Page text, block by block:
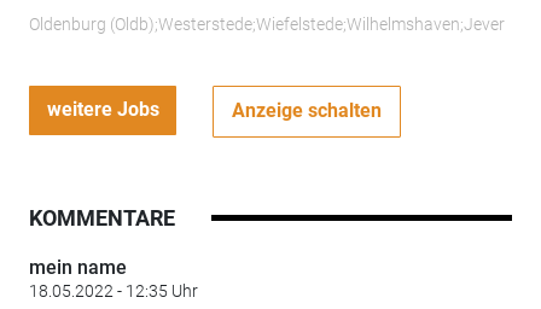
Oldenburg (Oldb);Westerstede;Wiefelstede;Wilhelmshaven;Jever
weitere Jobs Anzeige schalten
KOMMENTARE
mein name
18.05.2022 - 12:35 Uhr